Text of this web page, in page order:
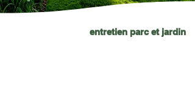
entretien parc et jardin